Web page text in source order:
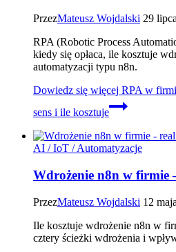
PrzezMateusz Wojdalski 29
RPA (Robotic Process
kiedy się opłaca, ile kosztuje
automatyzacji typu n8n.
Dowiedz się więcej RPA w
sens i ile kosztuje
AI / IoT / Automatyzacje
Wdrożenie n8n w firmie
PrzezMateusz Wojdalski 12
Ile kosztuje wdrożenie n8n w
cztery ścieżki wdrożenia i